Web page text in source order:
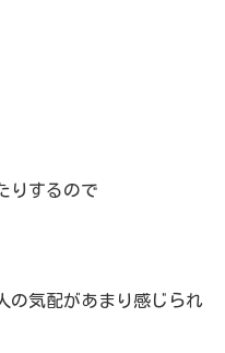
りするので
の気配があまり感じられ